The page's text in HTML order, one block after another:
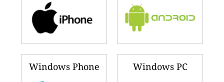
Windows Phone Windows PC